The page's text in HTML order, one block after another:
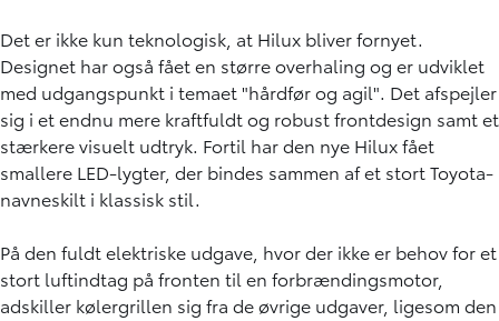
Det er ikke kun teknologisk, at Hilux bliver fornyet.
Designet har også fået en større overhaling og er udviklet
med udgangspunkt i temaet "hårdfør og agil". Det afspejler
sig i et endnu mere kraftfuldt og robust frontdesign samt et
stærkere visuelt udtryk. Fortil har den nye Hilux fået
smallere LED-lygter, der bindes sammen af et stort Toyota-
navneskilt i klassisk stil.
På den fuldt elektriske udgave, hvor der ikke er behov for et
stort luftindtag på fronten til en forbrændingsmotor,
adskiller kølergrillen sig fra de øvrige udgaver, ligesom den